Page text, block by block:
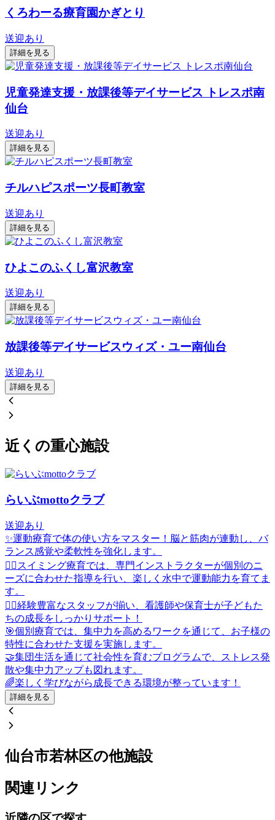
くろわーる療育園かぎとり
送迎あり
詳細を見る
児童発達支援・放課後等デイサービス トレスポ南
仙台
送迎あり
詳細を見る
チルハピスポーツ長町教室
送迎あり
詳細を見る
ひよこのふくし富沢教室
送迎あり
詳細を見る
放課後等デイサービスウィズ・ユー南仙台
送迎あり
詳細を見る
近くの重心施設
らいぶmottoクラブ
送迎あり
✨運動療育で体の使い方をマスター！脳と筋肉が連動し、バ
ランス感覚や柔軟性を強化します。
🏊‍♂️スイミング療育では、専門インストラクターが個別のニ
ーズに合わせた指導を行い、楽しく水中で運動能力を育てま
す。
👩‍⚕️経験豊富なスタッフが揃い、看護師や保育士が子どもた
ちの成長をしっかりサポート！
🎯個別療育では、集中力を高めるワークを通じて、お子様の
特性に合わせた支援を実施します。
🤝集団生活を通じて社会性を育むプログラムで、ストレス発
散や集中力アップも図れます。
🌈楽しく学びながら成長できる環境が整っています！
詳細を見る
仙台市若林区の他施設
関連リンク